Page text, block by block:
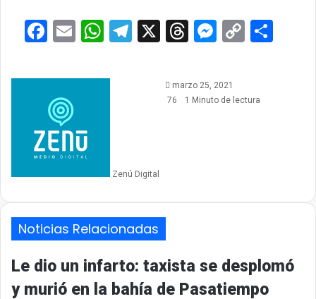
Facebook
EmailWhatsApp
Telegram
X ThreadsCopy
Zenú Digital
marzo 25, 2021
76
1 Minuto de lectura
Noticias Relacionadas
Le dio un infarto: taxista se desplomó
y murió en la bahía de Pasatiempo